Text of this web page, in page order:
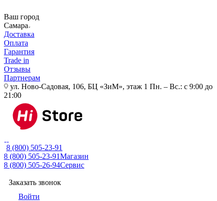
Ваш город
Самара
Доставка
Оплата
Гарантия
Trade in
Отзывы
Партнерам
ул. Ново-Садовая, 106, БЦ «ЗиМ», этаж 1 Пн. – Вс.: с 9:00 до
21:00
8 (800) 505-23-91
8 (800) 505-23-91Магазин
8 (800) 505-26-94Сервис
Заказать звонок
Войти